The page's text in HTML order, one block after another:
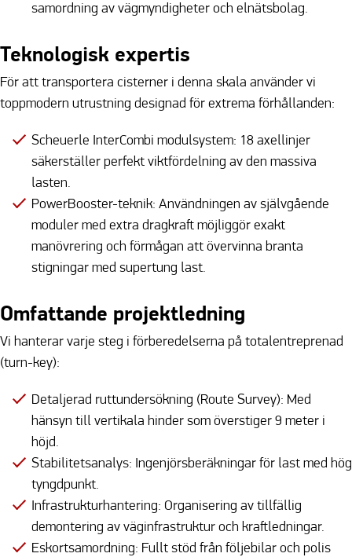
samordning av vägmyndigheter och elnätsbolag.
Teknologisk expertis
För att transportera cisterner i denna skala använder vi
toppmodern utrustning designad för extrema förhållanden:
Scheuerle InterCombi modulsystem: 18 axellinjer
säkerställer perfekt viktfördelning av den massiva
lasten.
PowerBooster-teknik: Användningen av självgående
moduler med extra dragkraft möjliggör exakt
manövrering och förmågan att övervinna branta
stigningar med supertung last.
Omfattande projektledning
Vi hanterar varje steg i förberedelserna på totalentreprenad
(turn-key):
Detaljerad ruttundersökning (Route Survey): Med
hänsyn till vertikala hinder som överstiger 9 meter i
höjd.
Stabilitetsanalys: Ingenjörsberäkningar för last med hög
tyngdpunkt.
Infrastrukturhantering: Organisering av tillfällig
demontering av väginfrastruktur och kraftledningar.
Eskortsamordning: Fullt stöd från följebilar och polis